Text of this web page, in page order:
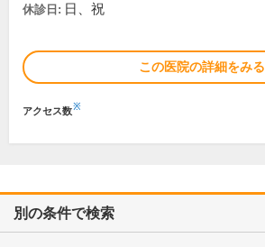
休診日: 日、祝
この医院の詳細をみる
アクセス数※
別の条件で検索